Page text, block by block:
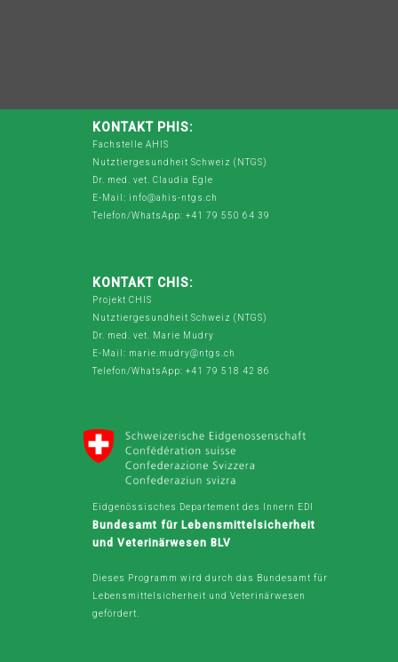
KONTAKT PHIS:
Fachstelle AHIS
Nutztiergesundheit Schweiz (NTGS)
Dr. med. vet. Claudia Egle
E-Mail: info@ahis-ntgs.ch
Telefon/WhatsApp: +41 79 550 64 39
KONTAKT CHIS:
Projekt CHIS
Nutztiergesundheit Schweiz (NTGS)
Dr. med. vet. Marie Mudry
E-Mail: marie.mudry@ntgs.ch
Telefon/WhatsApp: +41 79 518 42 86
Eidgenössisches Departement des Innern EDI
Bundesamt für Lebensmittelsicherheit
und Veterinärwesen BLV
Dieses Programm wird durch das Bundesamt für
Lebensmittelsicherheit und Veterinärwesen
gefördert.